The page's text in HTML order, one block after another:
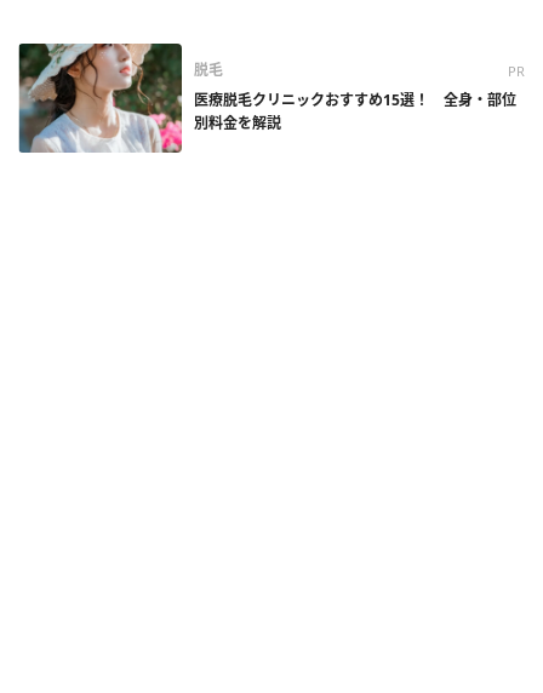
脱毛 PR
医療脱毛クリニックおすすめ15選！ 全身・部位
別料金を解説